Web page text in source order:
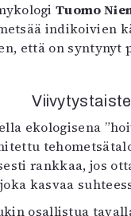
Tuomo
indikoivien
että on
ekologisena
rankkaa, jos
kasvaa
osallistua